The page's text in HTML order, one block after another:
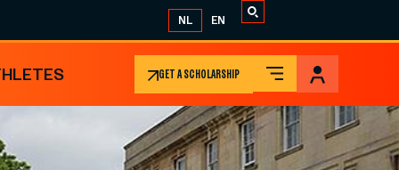
NL EN
GET A SCHOLARSHIP